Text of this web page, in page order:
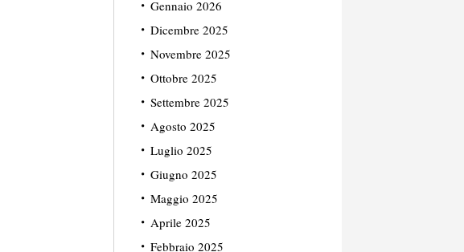
Gennaio 2026
Dicembre 2025
Novembre 2025
Ottobre 2025
Settembre 2025
Agosto 2025
Luglio 2025
Giugno 2025
Maggio 2025
Aprile 2025
Febbraio 2025